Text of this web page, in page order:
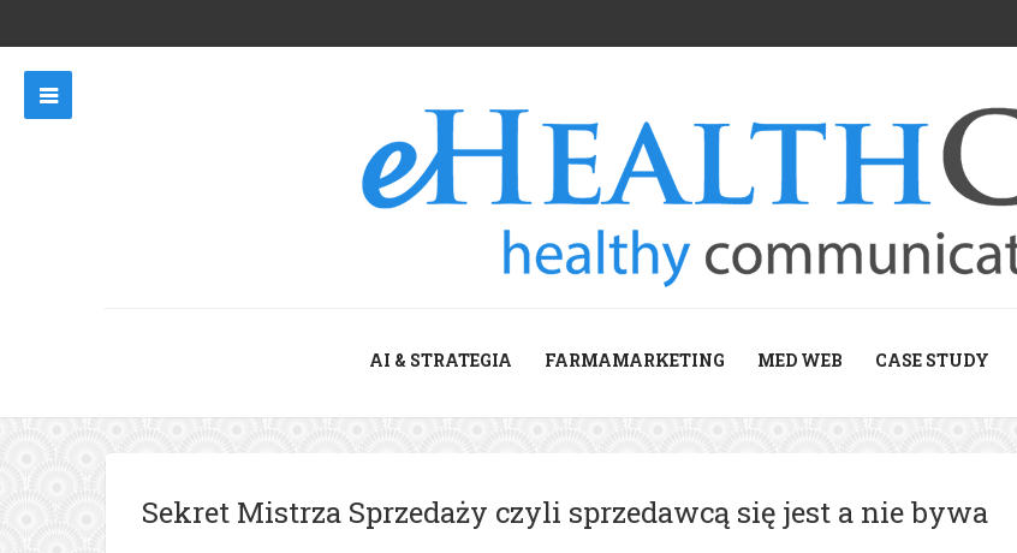
AI & STRATEGIA FARMAMARKETING MED WEB CASE STUDY
Sekret Mistrza Sprzedaży czyli sprzedawcą się jest a nie bywa